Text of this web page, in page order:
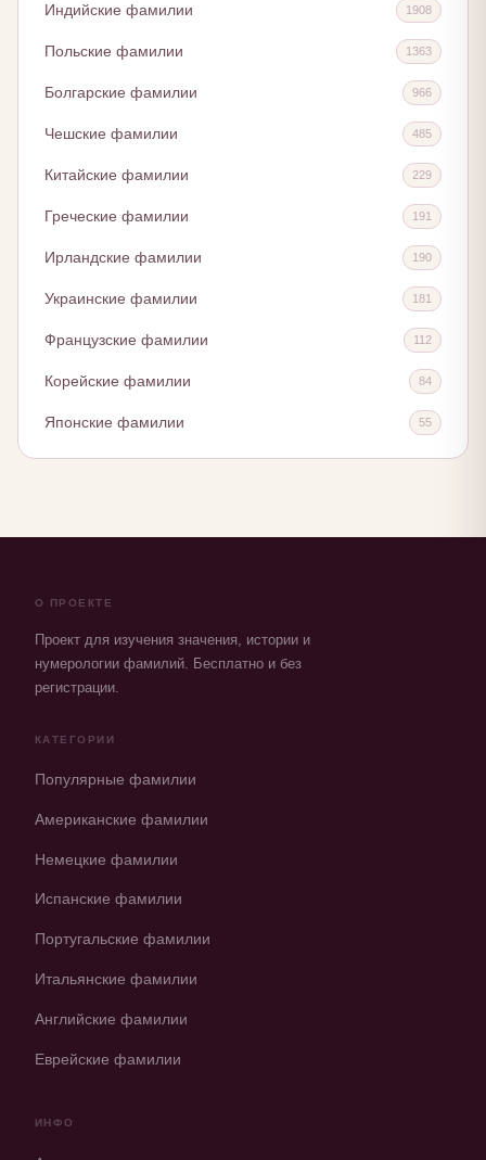
Индийские фамилии 1908
Польские фамилии 1363
Болгарские фамилии 966
Чешские фамилии 485
Китайские фамилии 229
Греческие фамилии 191
Ирландские фамилии 190
Украинские фамилии 181
Французские фамилии 112
Корейские фамилии 84
Японские фамилии 55
О ПРОЕКТЕ
Проект для изучения значения, истории и
нумерологии фамилий. Бесплатно и без
регистрации.
КАТЕГОРИИ
Популярные фамилии
Американские фамилии
Немецкие фамилии
Испанские фамилии
Португальские фамилии
Итальянские фамилии
Английские фамилии
Еврейские фамилии
ИНФО